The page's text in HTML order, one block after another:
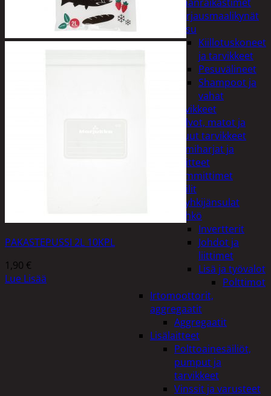
Korjausmaalikynät
Pesu
Kiillotuskoneet
ja tarvikkeet
Pesuvälineet
Shampoot ja
vahat
Autotarvikkeet
Kalvot, matot ja
muut tarvikkeet
Lumiharjat ja
peitteet
Lämmittimet
Peilit
Pyyhkijänsulat
Sähkö
Invertterit
Johdot ja
liittimet
Lisä ja työvalot
Polttimot
Irtomoottorit,
aggregaatit
Aggregaatit
Lisälaitteet
Polttoainesäiliöt,
pumput ja
tarvikkeet
Vinssit ja varusteet
PAKASTEPUSSI 2L 10KPL
1,90 €
Lue Lisää